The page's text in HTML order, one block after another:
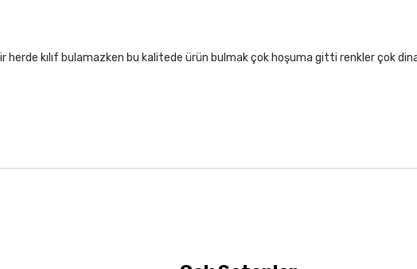
kılıf bulamazken bu kalitede ürün bulmak çok hoşuma gitti renkler çok